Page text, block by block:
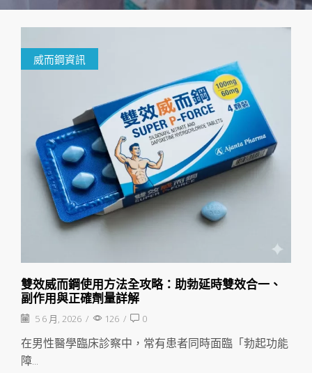
威而鋼資訊
雙效威而鋼使用方法全攻略：助勃延時雙效合一、
副作用與正確劑量詳解
5 6 月, 2026 / 126 / 0
在男性醫學臨床診察中，常有患者同時面臨「勃起功能
障...